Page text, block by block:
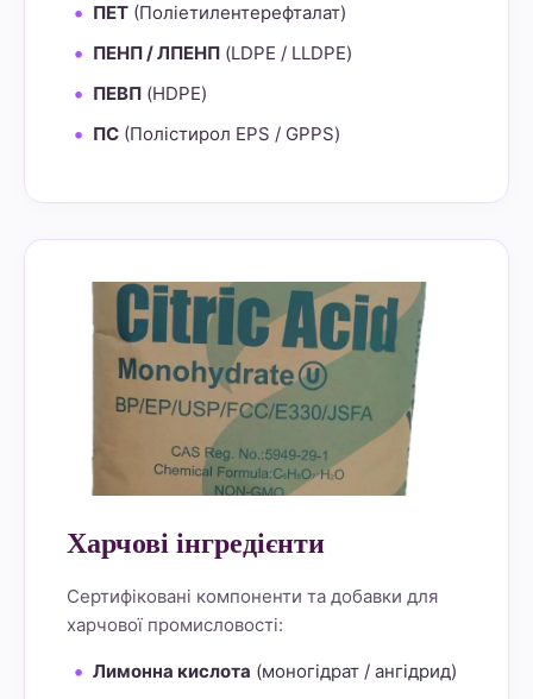
ПЕТ (Поліетилентерефталат)
ПЕНП / ЛПЕНП (LDPE / LLDPE)
ПЕВП (HDPE)
ПС (Полістирол EPS / GPPS)
Харчові інгредієнти
Сертифіковані компоненти та добавки для
харчової промисловості:
Лимонна кислота (моногідрат / ангідрид)